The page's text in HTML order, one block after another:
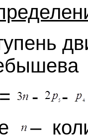
-
-
–